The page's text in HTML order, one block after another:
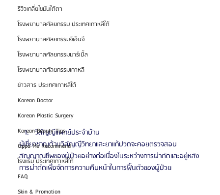
รีวิวเกลี่ยไขมันใต้ตา
โรงพยาบาลศัลยกรรม ประเทศเกาหลีใต้
โรงพยาบาลศัลยกรรมจีเอ็นจี
โรงพยาบาลศัลยกรรมมาร์เบิ้ล
โรงพยาบาลศัลยกรรมเกาหลี
ข่าวสาร ประเทศเกาหลีใต้
Korean Doctor
Korean Plastic Surgery
Korean Beauty Tips
Oppa Me Recommend
โรงแรม ประเทศเกาหลีใต้
FAQ
Skin & Promotion
วิสัญญีแพทย์ประจำบ้าน
ผู้เชี่ยวชาญด้านวิสัญญีวิทยาและยาแก้ปวดจะคอยตรวจสอบ
สัญญาณชีพของผู้ป่วยอย่างต่อเนื่องในระหว่างการผ่าตัดและอยู่หลัง
การผ่าตัดเพื่อจัดการความคืบหน้าในการฟื้นตัวของผู้ป่วย